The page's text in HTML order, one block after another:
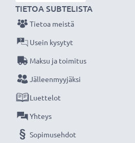
TIETOA SUBTELISTA
Tietoa meistä
Usein kysytyt
Maksu ja toimitus
Jälleenmyyjäksi
Luettelot
Yhteys
Sopimusehdot